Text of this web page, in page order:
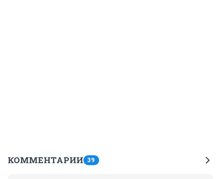
КОММЕНТАРИИ 39